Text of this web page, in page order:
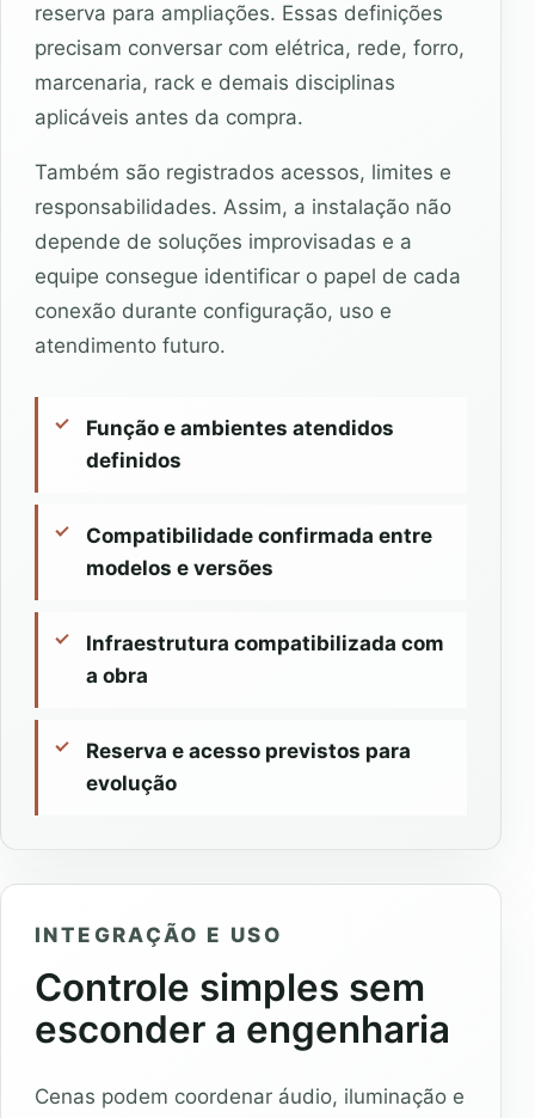
reserva para ampliações. Essas definições
precisam conversar com elétrica, rede, forro,
marcenaria, rack e demais disciplinas
aplicáveis antes da compra.
Também são registrados acessos, limites e
responsabilidades. Assim, a instalação não
depende de soluções improvisadas e a
equipe consegue identificar o papel de cada
conexão durante configuração, uso e
atendimento futuro.
Função e ambientes atendidos
definidos
Compatibilidade confirmada entre
modelos e versões
Infraestrutura compatibilizada com
a obra
Reserva e acesso previstos para
evolução
INTEGRAÇÃO E USO
Controle simples sem
esconder a engenharia
Cenas podem coordenar áudio, iluminação e